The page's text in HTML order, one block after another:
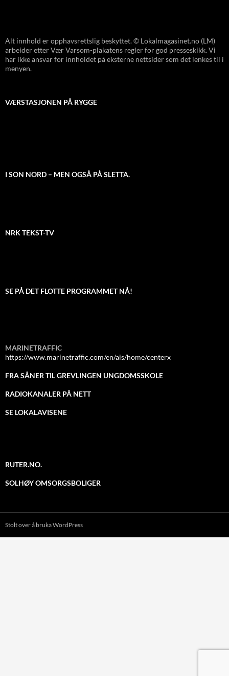
Alt innhold er opphavsrettslig beskyttet. © Lokalmagasinet.no (LM)
arbeider etter Vær Varsom-plakatens regler for god presseskikk. Vi
har ikke ansvar for innholdet på eksterne nettsider som det lenkes til i
menyen.
VÆRSTASJONEN PÅ RYGGE
I SON NORD – MEN OGSÅ PÅ SLETTA.
NRK TEKST-TV
SE PÅ DET FLOTTE PROGRAMMET NÅ!
MARINETRAFFIC
https://www.marinetraffic.com/en/ais/home/centerx
FRA SÅNER TIL GREVLINGEN UNGDOMSSKOLE
RADIOKANALER PÅ NETT
SE LOKALAVISENE
RUTER.NO.
SOLHØY OMSORGSBOLIGER
Stolt over å bruka WordPress